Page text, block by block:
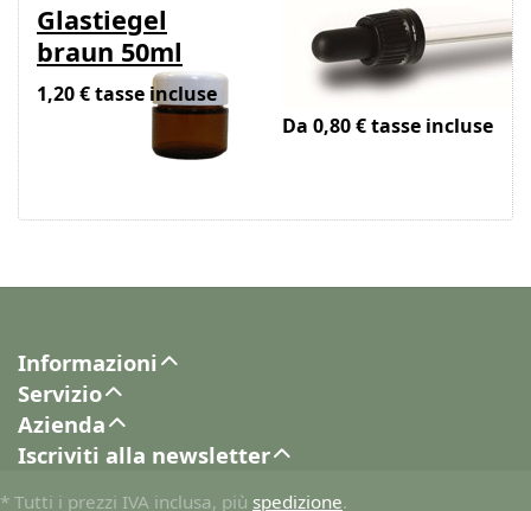
Glastiegel
braun 50ml
1,20 € tasse incluse
Pipette/
zu
Braunglasflasche
Da 0,80 € tasse incluse
Informazioni
Servizio
Azienda
Iscriviti alla newsletter
* Tutti i prezzi IVA inclusa, più spedizione.